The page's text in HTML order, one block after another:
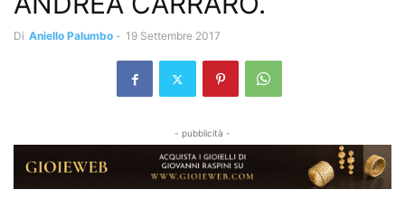
Di Aniello Palumbo - 19 Settembre 2017
- pubblicità -